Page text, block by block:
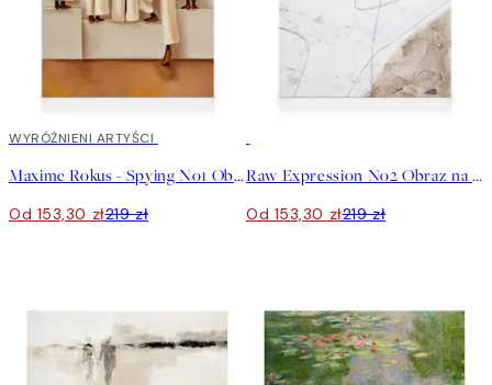
30%*
WYRÓŻNIENI ARTYŚCI
Maxime Rokus - Spying No1 Obraz na płótnie
Od 153,30 zł219 zł
Raw Expression No2 Obraz na płótnie
Od 153,30 zł219 zł